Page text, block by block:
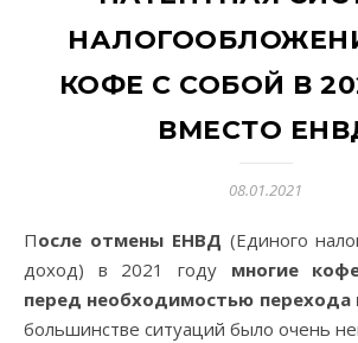
КОФЕ С СОБОЙ В
ВМЕСТО
08.01.2021
После отмены ЕНВД (Единого
доход) в 2021 году многие
перед необходимостью перехода
большинстве ситуаций было очень